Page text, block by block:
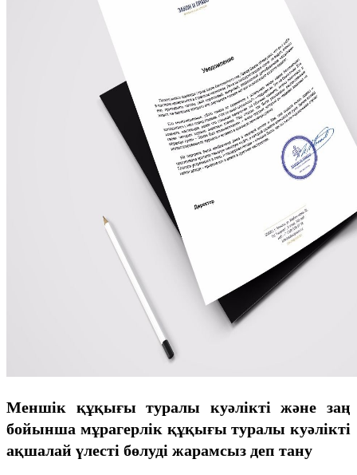
Меншік құқығы туралы куәлікті және заң
бойынша мұрагерлік құқығы туралы куәлікті
ақшалай үлесті бөлуді жарамсыз деп тану